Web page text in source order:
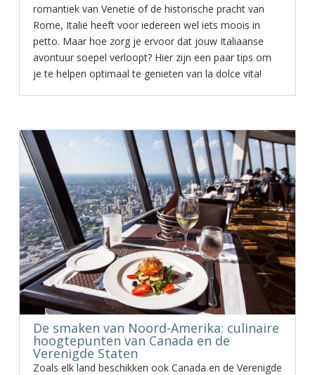
romantiek van Venetië of de historische pracht van
Rome, Italië heeft voor iedereen wel iets moois in
petto. Maar hoe zorg je ervoor dat jouw Italiaanse
avontuur soepel verloopt? Hier zijn een paar tips om
je te helpen optimaal te genieten van la dolce vita!
De smaken van Noord-Amerika: culinaire
hoogtepunten van Canada en de
Verenigde Staten
Zoals elk land beschikken ook Canada en de Verenigde